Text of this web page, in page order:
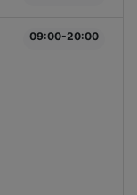
09:00-20:00